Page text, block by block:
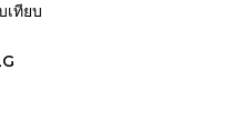
เทียบ